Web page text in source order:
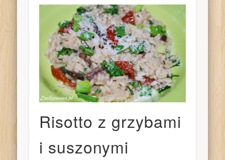
Risotto z grzybami
i suszonymi